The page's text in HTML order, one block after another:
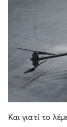
Και γιατί το